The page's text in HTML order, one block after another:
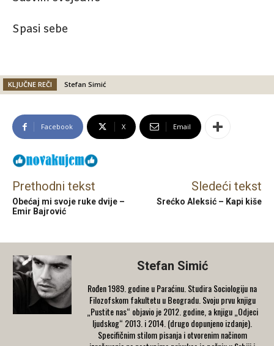
Spasi sebe
KLJUČNE REČI Stefan Simić
Facebook X Email
Prethodni tekst
Obećaj mi svoje ruke dvije –
Emir Bajrović
Sledeći tekst
Srećko Aleksić – Kapi kiše
Stefan Simić
Rođen 1989. godine u Paraćinu. Studira Sociologiju na
Filozofskom fakultetu u Beogradu. Svoju prvu knjigu
„Pustite nas“ objavio je 2012. godine, a knjigu „Odjeci
ljudskog“ 2013. i 2014. (drugo dopunjeno izdanje).
Specifičnim stilom pisanja i otvorenim načinom